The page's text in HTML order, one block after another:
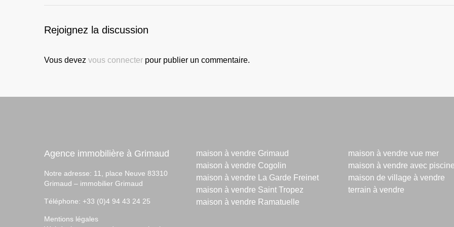
Rejoignez la discussion
Vous devez vous connecter pour publier un commentaire.
Agence immobilière à Grimaud
Notre adresse: 11, place Neuve 83310
Grimaud – immobilier Grimaud
Téléphone: +33 (0)4 94 43 24 25
Mentions légales
maison à vendre Grimaud
maison à vendre Cogolin
maison à vendre La Garde Freinet
maison à vendre Saint Tropez
maison à vendre Ramatuelle
maison à vendre vue mer
maison à vendre avec
maison de village à vendre
terrain à vendre